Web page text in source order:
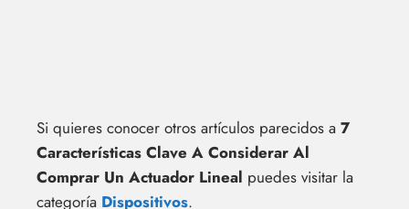
Si quieres conocer otros artículos parecidos a 7
Características Clave A Considerar Al
Comprar Un Actuador Lineal puedes visitar la
categoría Dispositivos.